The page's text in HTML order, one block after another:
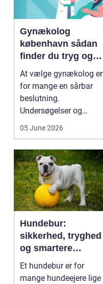
Gynækolog
københavn sådan
finder du tryg og
professionel hjælp
At vælge gynækolog er
for mange en sårbar
beslutning.
Undersøgelser og
behandlinger foregår i
05 June 2026
Hundebur:
sikkerhed, tryghed
og smartere
hverdag med hund
Et hundebur er for
mange hundeejere lige